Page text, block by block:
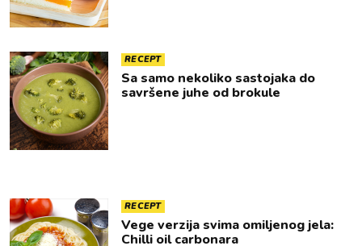
RECEPT
Sa samo nekoliko sastojaka do
savršene juhe od brokule
RECEPT
Vege verzija svima omiljenog jela:
Chilli oil carbonara